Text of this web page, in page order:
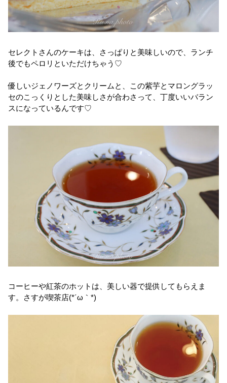
セレクトさんのケーキは、さっぱりと美味しいので、ランチ
後でもペロリといただけちゃう♡
優しいジェノワーズとクリームと、この紫芋とマロングラッ
セのこっくりとした美味しさが合わさって、丁度いいバラン
スになっているんです♡
コーヒーや紅茶のホットは、美しい器で提供してもらえま
す。さすが喫茶店(*´ω｀*)